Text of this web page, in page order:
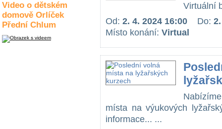
Video o dětském
domově Orlíček
Přední Chlum
Virtuální
Od: 2. 4. 2024 16:00 Do:
Místo konání: Virtual
místa na výukových
informace... ...